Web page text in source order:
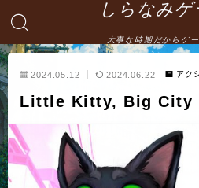
しらなみゲ
大事な時期だからゲ
MENU
HOME
2024.05.12 2024.06.22 アク
Little Kitty, Big City